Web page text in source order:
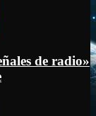
de radio»